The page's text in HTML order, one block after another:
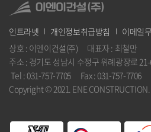
인트라넷 개인정보취급방침
이메일
상호 : 이엔이건설(주) 대표자 : 최철만
주소 : 경기도 성남시 수정구 위례광장로
Tel : 031-757-7705 Fax : 031-757-7706
Copyright © 2021. ENE